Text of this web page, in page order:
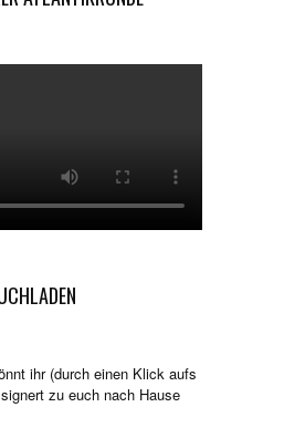
ihr (durch einen Klick aufs
zu euch nach Hause